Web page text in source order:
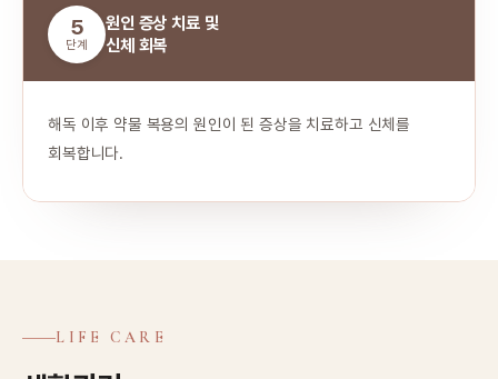
5
단계
원인 증상 치료 및
신체 회복
해독 이후 약물 복용의 원인이 된 증상을 치료하고 신체를
회복합니다.
LIFE CARE